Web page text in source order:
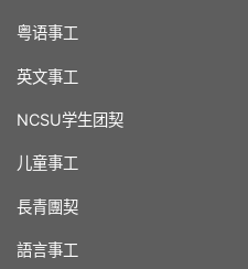
粤语事工
英文事工
NCSU学生团契
儿童事工
長青團契
語言事工